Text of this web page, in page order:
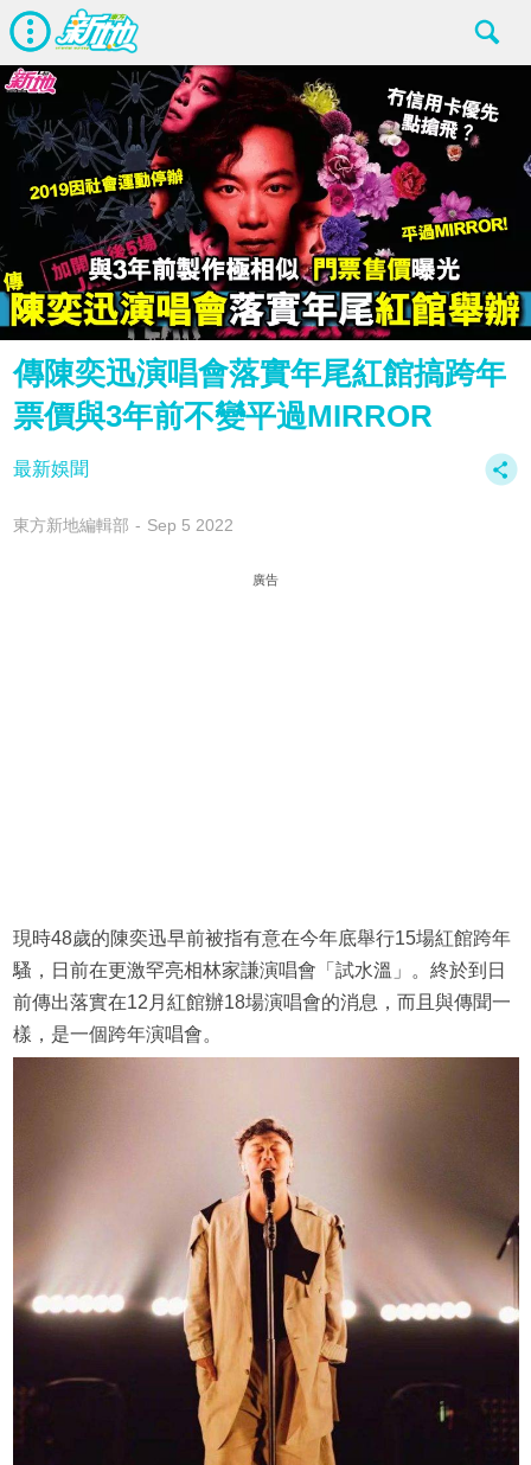
傳陳奕迅演唱會落實年尾紅館搞跨年
票價與3年前不變平過MIRROR
最新娛聞
東方新地編輯部 Sep 5 2022
廣告
現時48歲的陳奕迅早前被指有意在今年底舉行15場紅館跨年
騷，日前在更激罕亮相林家謙演唱會「試水溫」。終於到日
前傳出落實在12月紅館辦18場演唱會的消息，而且與傳聞一
樣，是一個跨年演唱會。